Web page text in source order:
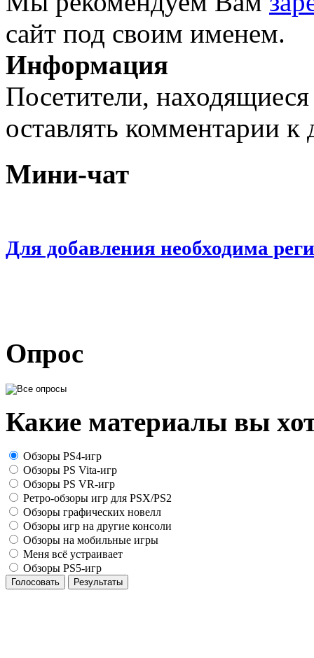
сайт под своим именем.
Информация
Посетители,
оставлять комментарии
Мини-чат
Для добавления необходима
Опрос
Какие материалы вы
Обзоры PS4-игр
Обзоры PS Vita-игр
Обзоры PS VR-игр
Ретро-обзоры игр для PSX/PS2
Обзоры графических новелл
Обзоры игр на другие консоли
Обзоры на мобильные игры
Меня всё устраивает
Обзоры PS5-игр
Голосовать Результаты